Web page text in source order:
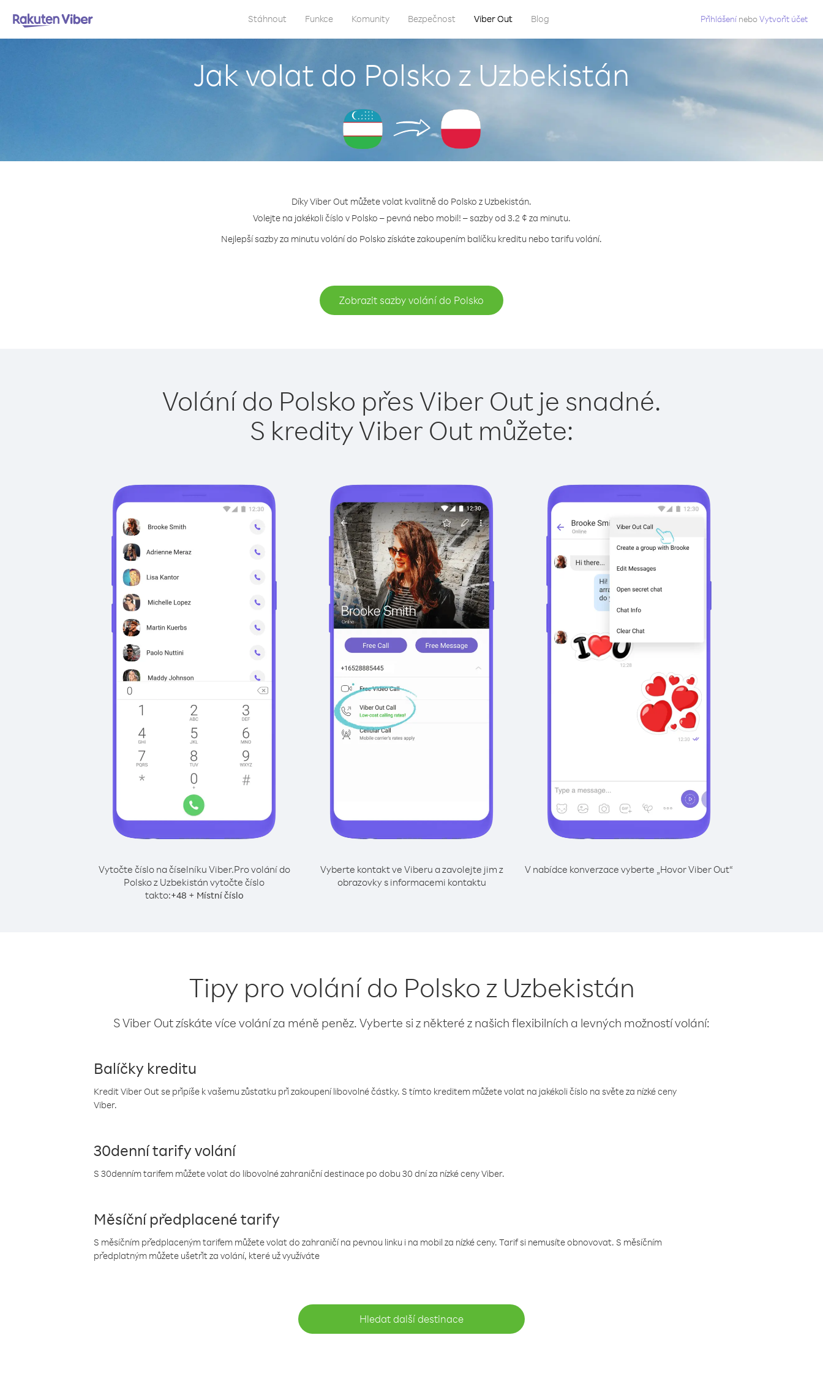
Stáhnout Funkce Komunity Bezpečnost Viber Out Blog Přihlášení neboVytvořit účet
Jak volat do Polsko z Uzbekistán
Díky Viber Out můžete volat kvalitně do Polsko z Uzbekistán.
Volejte na jakékoli číslo v Polsko – pevná nebo mobil! – sazby od 3.2 ¢ za minutu.
Nejlepší sazby za minutu volání do Polsko získáte zakoupením balíčku kreditu nebo tarifu volání.
Zobrazit sazby volání do Polsko
Volání do Polsko přes Viber Out je snadné.
S kredity Viber Out můžete:
Vytočte číslo na číselníku Viber.Pro volání do
Polsko z Uzbekistán vytočte číslo
takto:+48 + Místní číslo
Vyberte kontakt ve Viberu a zavolejte jim z
obrazovky s informacemi kontaktu
V nabídce konverzace vyberte „Hovor Viber Out“
Tipy pro volání do Polsko z Uzbekistán
S Viber Out získáte více volání za méně peněz. Vyberte si z některé z našich flexibilních a levných možností volání:
Balíčky kreditu
Kredit Viber Out se připíše k vašemu zůstatku při zakoupení libovolné částky. S tímto kreditem můžete volat na jakékoli číslo na světe za nízké ceny
Viber.
30denní tarify volání
S 30denním tarifem můžete volat do libovolné zahraniční destinace po dobu 30 dní za nízké ceny Viber.
Měsíční předplacené tarify
S měsíčním předplaceným tarifem můžete volat do zahraničí na pevnou linku i na mobil za nízké ceny. Tarif si nemusíte obnovovat. S měsíčním
předplatným můžete ušetřit za volání, které už využíváte
Hledat další destinace